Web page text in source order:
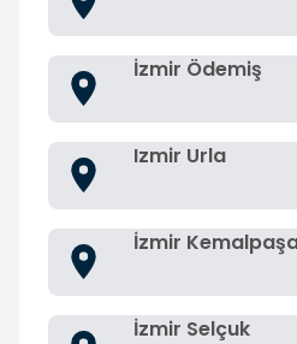
İzmir Ödemiş
Izmir Urla
İzmir
İzmir Selçuk